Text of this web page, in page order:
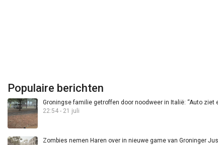
Populaire berichten
Groningse familie getroffen door noodweer in Italië: “Auto ziet
22:54 - 21 juli
Zombies nemen Haren over in nieuwe game van Groninger